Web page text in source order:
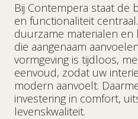
Bij Contempera staat de
en functionaliteit
duurzame materialen en
die aangenaam
vormgeving is tijdloos,
eenvoud, zodat uw
modern aanvoelt.
investering in comfort,
levenskwaliteit.